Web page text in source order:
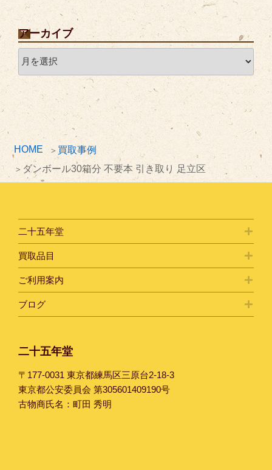
HOME
買取事例
ダンボール30箱分 不要本 引き取り 足立区
アーカイブ
ー
カ
イ
ブ
二十五年堂
買取品目
ご利用案内
ブログ
二十五年堂
〒177-0031 東京都練馬区三原台2-18-3
東京都公安委員会 第305601409190号
古物商氏名：町田 秀明